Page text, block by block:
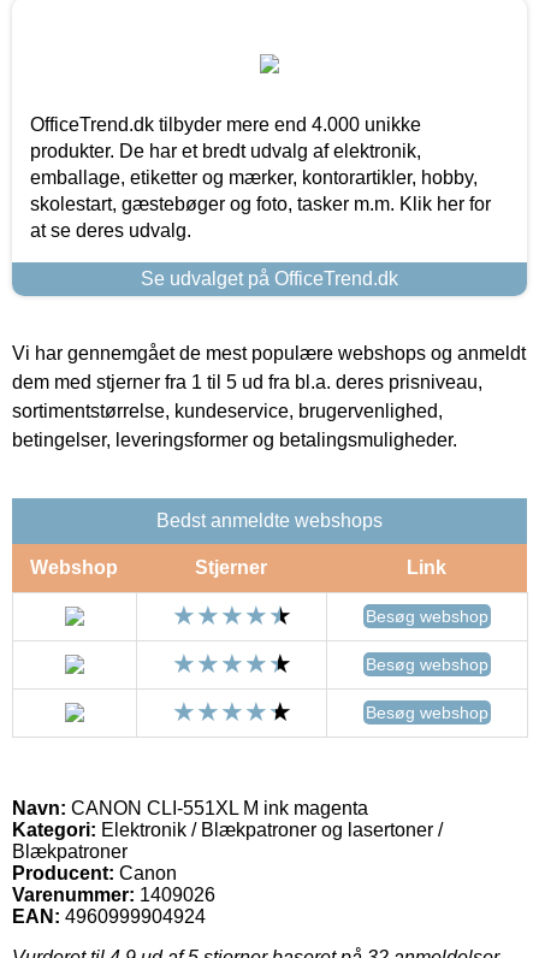
OfficeTrend.dk tilbyder mere end 4.000 unikke
produkter. De har et bredt udvalg af elektronik,
emballage, etiketter og mærker, kontorartikler, hobby,
skolestart, gæstebøger og foto, tasker m.m. Klik her for
at se deres udvalg.
Se udvalget på OfficeTrend.dk
Vi har gennemgået de mest populære webshops og anmeldt
dem med stjerner fra 1 til 5 ud fra bl.a. deres prisniveau,
sortimentstørrelse, kundeservice, brugervenlighed,
betingelser, leveringsformer og betalingsmuligheder.
Bedst anmeldte webshops
Webshop Stjerner Link
Besøg webshop
Besøg webshop
Besøg webshop
Navn: CANON CLI-551XL M ink magenta
Kategori: Elektronik / Blækpatroner og lasertoner /
Blækpatroner
Producent: Canon
Varenummer: 1409026
EAN: 4960999904924